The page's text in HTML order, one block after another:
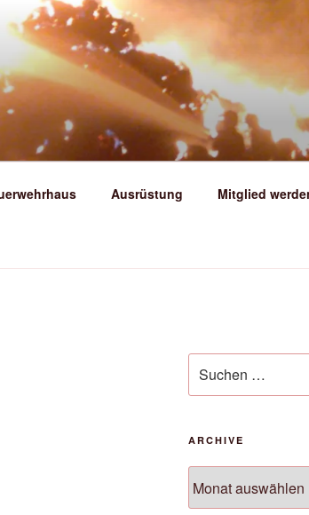
Ausrüstung Mitglied
nach:
ARCHIVE